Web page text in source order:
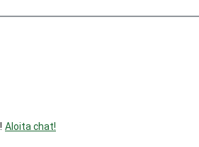
Aloita chat!